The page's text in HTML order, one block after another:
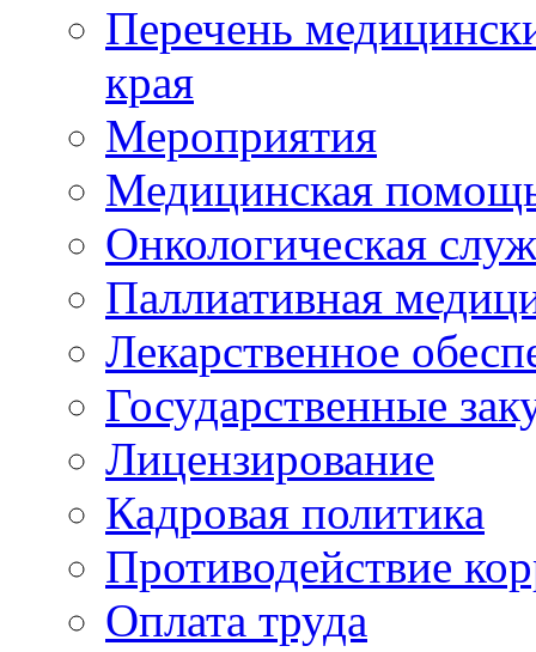
Перечень
края
Мероприятия
Медицинская
Онкологическая
Паллиативная
Лекарственное
Государственные
Лицензирование
Кадровая политика
Противодействие
Оплата труда